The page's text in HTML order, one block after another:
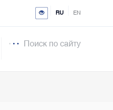
RU EN
Поиск по сайту